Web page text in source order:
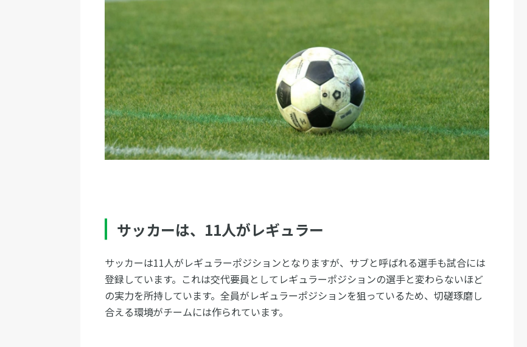
サッカーは、11人がレギュラー
サッカーは11人がレギュラーポジションとなりますが、サブと呼ばれる選手も試合には
登録しています。これは交代要員としてレギュラーポジションの選手と変わらないほど
の実力を所持しています。全員がレギュラーポジションを狙っているため、切磋琢磨し
合える環境がチームには作られています。